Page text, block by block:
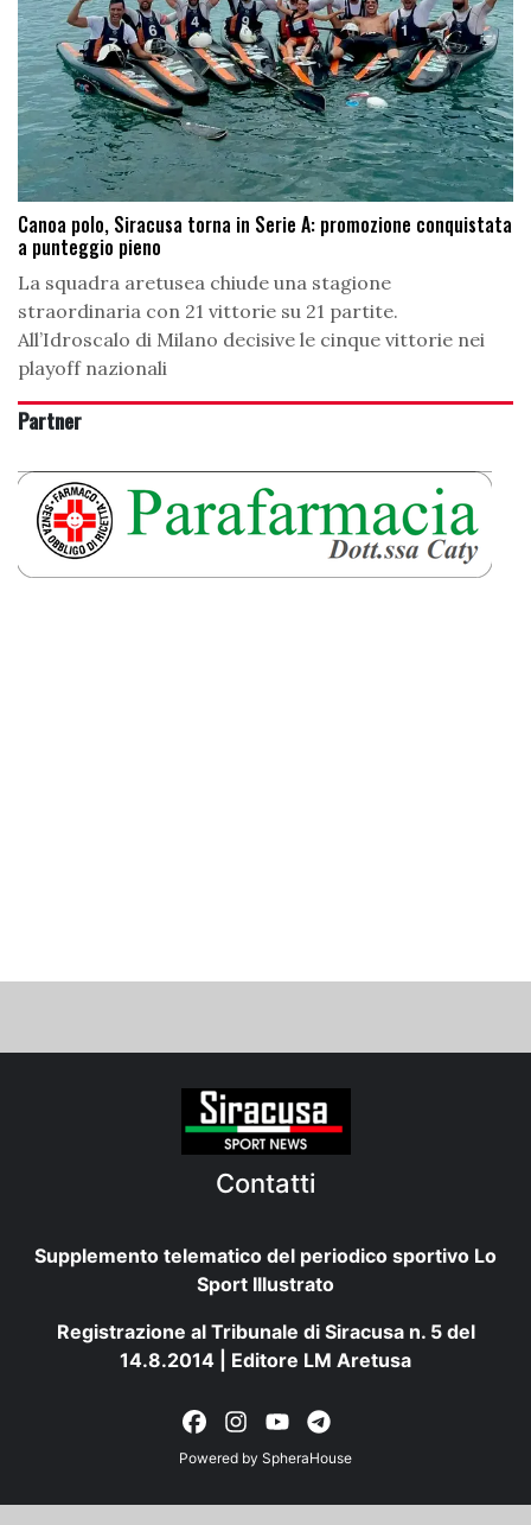
Canoa polo, Siracusa torna in Serie A: promozione conquistata
a punteggio pieno
La squadra aretusea chiude una stagione
straordinaria con 21 vittorie su 21 partite.
All’Idroscalo di Milano decisive le cinque vittorie nei
playoff nazionali
Partner
Contatti
Supplemento telematico del periodico sportivo Lo
Sport Illustrato
Registrazione al Tribunale di Siracusa n. 5 del
14.8.2014 | Editore LM Aretusa
Powered by SpheraHouse